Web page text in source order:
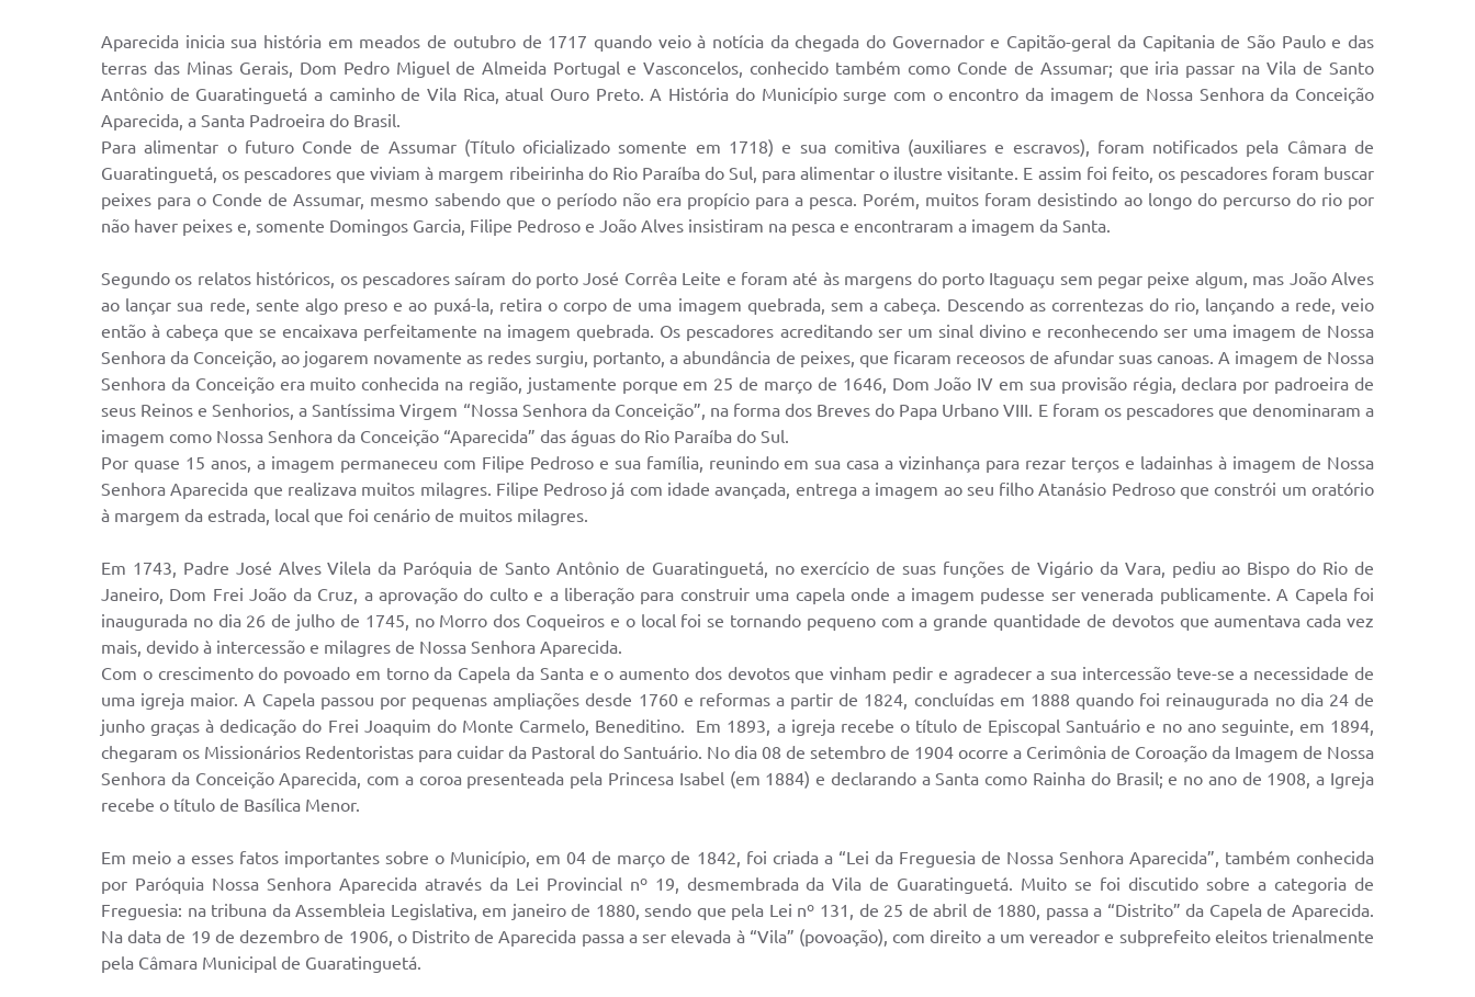
Galeria de Prefeitos Notícias
Aparecida inicia sua história em meados de outubro de 1717 quando veio à notícia da chegada do Governador e Capitão-geral da Capitania de São Paulo e das
terras das Minas Gerais, Dom Pedro Miguel de Almeida Portugal e Vasconcelos, conhecido também como Conde de Assumar; que iria passar na Vila de Santo
Antônio de Guaratinguetá a caminho de Vila Rica, atual Ouro Preto. A História do Município surge com o encontro da imagem de Nossa Senhora da Conceição
Aparecida, a Santa Padroeira do Brasil.
Para alimentar o futuro Conde de Assumar (Título oficializado somente em 1718) e sua comitiva (auxiliares e escravos), foram notificados pela Câmara de
Guaratinguetá, os pescadores que viviam à margem ribeirinha do Rio Paraíba do Sul, para alimentar o ilustre visitante. E assim foi feito, os pescadores foram buscar
peixes para o Conde de Assumar, mesmo sabendo que o período não era propício para a pesca. Porém, muitos foram desistindo ao longo do percurso do rio por
não haver peixes e, somente Domingos Garcia, Filipe Pedroso e João Alves insistiram na pesca e encontraram a imagem da Santa.
Segundo os relatos históricos, os pescadores saíram do porto José Corrêa Leite e foram até às margens do porto Itaguaçu sem pegar peixe algum, mas João Alves
ao lançar sua rede, sente algo preso e ao puxá-la, retira o corpo de uma imagem quebrada, sem a cabeça. Descendo as correntezas do rio, lançando a rede, veio
então à cabeça que se encaixava perfeitamente na imagem quebrada. Os pescadores acreditando ser um sinal divino e reconhecendo ser uma imagem de Nossa
Senhora da Conceição, ao jogarem novamente as redes surgiu, portanto, a abundância de peixes, que ficaram receosos de afundar suas canoas. A imagem de Nossa
Senhora da Conceição era muito conhecida na região, justamente porque em 25 de março de 1646, Dom João IV em sua provisão régia, declara por padroeira de
seus Reinos e Senhorios, a Santíssima Virgem “Nossa Senhora da Conceição”, na forma dos Breves do Papa Urbano VIII. E foram os pescadores que denominaram a
imagem como Nossa Senhora da Conceição “Aparecida” das águas do Rio Paraíba do Sul.
Por quase 15 anos, a imagem permaneceu com Filipe Pedroso e sua família, reunindo em sua casa a vizinhança para rezar terços e ladainhas à imagem de Nossa
Senhora Aparecida que realizava muitos milagres. Filipe Pedroso já com idade avançada, entrega a imagem ao seu filho Atanásio Pedroso que constrói um oratório
à margem da estrada, local que foi cenário de muitos milagres.
Em 1743, Padre José Alves Vilela da Paróquia de Santo Antônio de Guaratinguetá, no exercício de suas funções de Vigário da Vara, pediu ao Bispo do Rio de
Janeiro, Dom Frei João da Cruz, a aprovação do culto e a liberação para construir uma capela onde a imagem pudesse ser venerada publicamente. A Capela foi
inaugurada no dia 26 de julho de 1745, no Morro dos Coqueiros e o local foi se tornando pequeno com a grande quantidade de devotos que aumentava cada vez
mais, devido à intercessão e milagres de Nossa Senhora Aparecida.
Com o crescimento do povoado em torno da Capela da Santa e o aumento dos devotos que vinham pedir e agradecer a sua intercessão teve-se a necessidade de
uma igreja maior. A Capela passou por pequenas ampliações desde 1760 e reformas a partir de 1824, concluídas em 1888 quando foi reinaugurada no dia 24 de
junho graças à dedicação do Frei Joaquim do Monte Carmelo, Beneditino. Em 1893, a igreja recebe o título de Episcopal Santuário e no ano seguinte, em 1894,
chegaram os Missionários Redentoristas para cuidar da Pastoral do Santuário. No dia 08 de setembro de 1904 ocorre a Cerimônia de Coroação da Imagem de Nossa
Senhora da Conceição Aparecida, com a coroa presenteada pela Princesa Isabel (em 1884) e declarando a Santa como Rainha do Brasil; e no ano de 1908, a Igreja
recebe o título de Basílica Menor.
Em meio a esses fatos importantes sobre o Município, em 04 de março de 1842, foi criada a “Lei da Freguesia de Nossa Senhora Aparecida”, também conhecida
por Paróquia Nossa Senhora Aparecida através da Lei Provincial nº 19, desmembrada da Vila de Guaratinguetá. Muito se foi discutido sobre a categoria de
Freguesia: na tribuna da Assembleia Legislativa, em janeiro de 1880, sendo que pela Lei nº 131, de 25 de abril de 1880, passa a “Distrito” da Capela de Aparecida.
Na data de 19 de dezembro de 1906, o Distrito de Aparecida passa a ser elevada à “Vila” (povoação), com direito a um vereador e subprefeito eleitos trienalmente
pela Câmara Municipal de Guaratinguetá.